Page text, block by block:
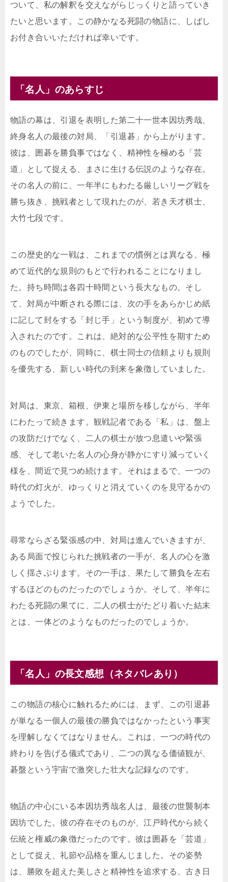
ついて、私の解釈を交えながらじっくりと語っていき
たいと思います。この静かなる死闘の物語に、しばし
お付き合いいただければ幸いです。
「名人」のあらすじ
物語の幕は、引退を表明した第二十一世本因坊秀哉、
終身名人の最後の対局、「引退碁」から上がります。
彼は、囲碁を勝負事ではなく、精神性を極める「芸
道」として捉える、まさに生ける伝説のような存在。
その名人の前に、一年半にもわたる厳しいリーグ戦を
勝ち抜き、挑戦者として現れたのが、若き天才棋士、
大竹七段です。
この歴史的な一戦は、これまでの慣例とは異なる、極
めて近代的な規則のもとで行われることになりまし
た。持ち時間は各四十時間という長大なもの。そし
て、対局が中断される際には、次の手をあらかじめ紙
に記して封をする「封じ手」という制度が、初めて導
入されたのです。これは、絶対的な公平性を期すため
のものでしたが、同時に、棋士同士の信頼よりも規則
を優先する、新しい時代の到来を象徴していました。
対局は、東京、箱根、伊東と場所を移しながら、半年
にわたって続きます。観戦記者である「私」は、盤上
の攻防だけでなく、二人の棋士が放つ息遣いや緊張
感、そして老いた名人の心身が静かにすり減っていく
様を、間近で見つめ続けます。それはまるで、一つの
時代の灯火が、ゆっくりと消えていくのを見守るかの
ようでした。
尋常ならざる緊張感の中、対局は進んでいきますが、
ある局面で投じられた挑戦者の一手が、名人の心を激
しく揺さぶります。その一手は、果たして勝負を左右
するほどのものだったのでしょうか。そして、半年に
わたる死闘の果てに、二人の棋士がたどり着いた結末
とは、一体どのようなものだったのでしょうか。
「名人」の長文感想（ネタバレあり）
この物語の核心に触れるためには、まず、この引退碁
が単なる一個人の最後の勝負ではなかったという事実
を理解しなくてはなりません。これは、一つの時代の
終わりを告げる儀式であり、二つの異なる価値観が、
碁盤という宇宙で激突した壮大な記録なのです。
物語の中心にいる本因坊秀哉名人は、最後の世襲制本
因坊でした。彼の存在そのものが、江戸時代から続く
伝統と権威の象徴だったのです。彼は囲碁を「芸道」
として捉え、礼節や品格を重んじました。その姿勢
は、勝敗を超えた美しさと精神性を追求する、古き日